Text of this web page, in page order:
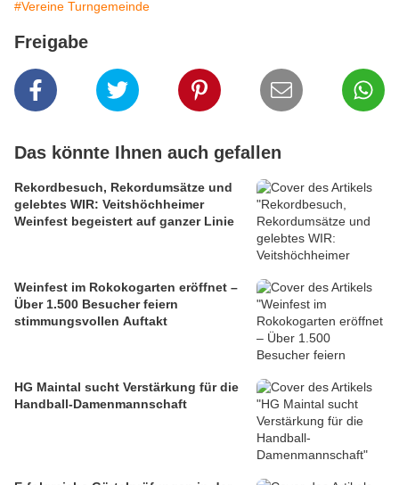
#Vereine Turngemeinde
Freigabe
Das könnte Ihnen auch gefallen
Rekordbesuch, Rekordumsätze und
gelebtes WIR: Veitshöchheimer
Weinfest begeistert auf ganzer Linie
Weinfest im Rokokogarten eröffnet –
Über 1.500 Besucher feiern
stimmungsvollen Auftakt
HG Maintal sucht Verstärkung für die
Handball-Damenmannschaft